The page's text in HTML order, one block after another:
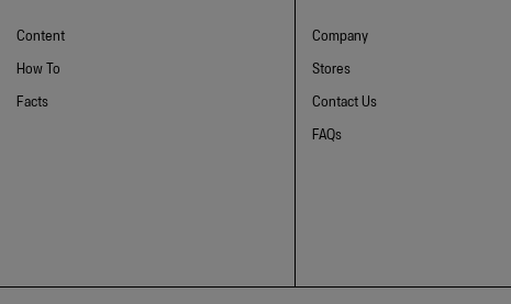
Content
How To
Facts
Company
Stores
Contact Us
FAQs